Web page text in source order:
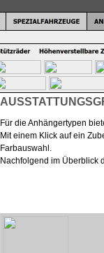
Für die Anhängertypen
Mit einem Klick auf ein
Farbauswahl.
Nachfolgend im Überblick